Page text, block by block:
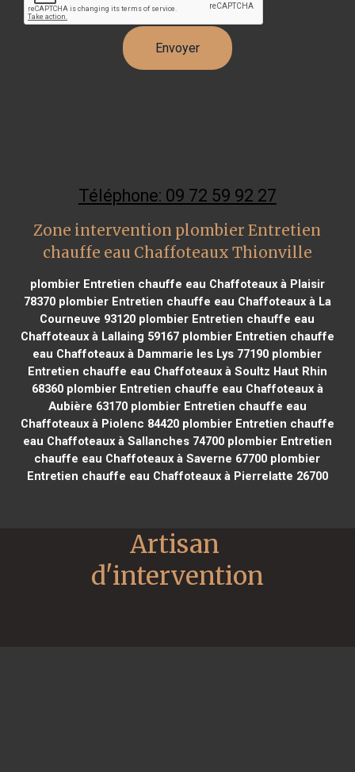
Téléphone: 09 72 59 92 27
Zone intervention plombier Entretien
chauffe eau Chaffoteaux Thionville
plombier Entretien chauffe eau Chaffoteaux à Plaisir
78370plombier Entretien chauffe eau Chaffoteaux à La
Courneuve 93120 plombier Entretien chauffe eau
Chaffoteaux à Lallaing 59167plombier Entretien chauffe
eau Chaffoteaux à Dammarie les Lys 77190 plombier
Entretien chauffe eau Chaffoteaux à Soultz Haut Rhin
68360plombier Entretien chauffe eau Chaffoteaux à
Aubière 63170plombier Entretien chauffe eau
Chaffoteaux à Piolenc 84420plombier Entretien chauffe
eau Chaffoteaux à Sallanches 74700plombier Entretien
chauffe eau Chaffoteaux à Saverne 67700 plombier
Entretien chauffe eau Chaffoteaux à Pierrelatte 26700
Artisan
d'intervention